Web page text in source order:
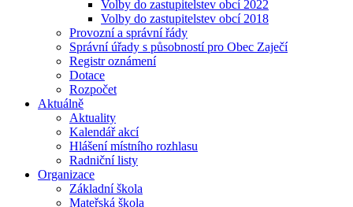
Volby do zastupitelstev obcí 2022
Volby do zastupitelstev obcí 2018
Provozní a správní řády
Správní úřady s působností pro Obec Zaječí
Registr oznámení
Dotace
Rozpočet
Aktuálně
Aktuality
Kalendář akcí
Hlášení místního rozhlasu
Radniční listy
Organizace
Základní škola
Mateřská škola